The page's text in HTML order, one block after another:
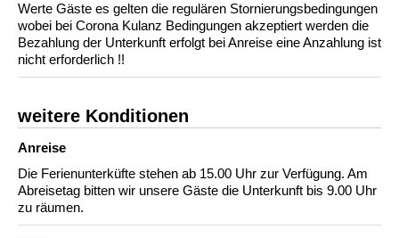
Werte Gäste es gelten die regulären Stornierungsbedingungen
wobei bei Corona Kulanz Bedingungen akzeptiert werden die
Bezahlung der Unterkunft erfolgt bei Anreise eine Anzahlung ist
nicht erforderlich !!
weitere Konditionen
Anreise
Die Ferienunterküfte stehen ab 15.00 Uhr zur Verfügung. Am
Abreisetag bitten wir unsere Gäste die Unterkunft bis 9.00 Uhr
zu räumen.